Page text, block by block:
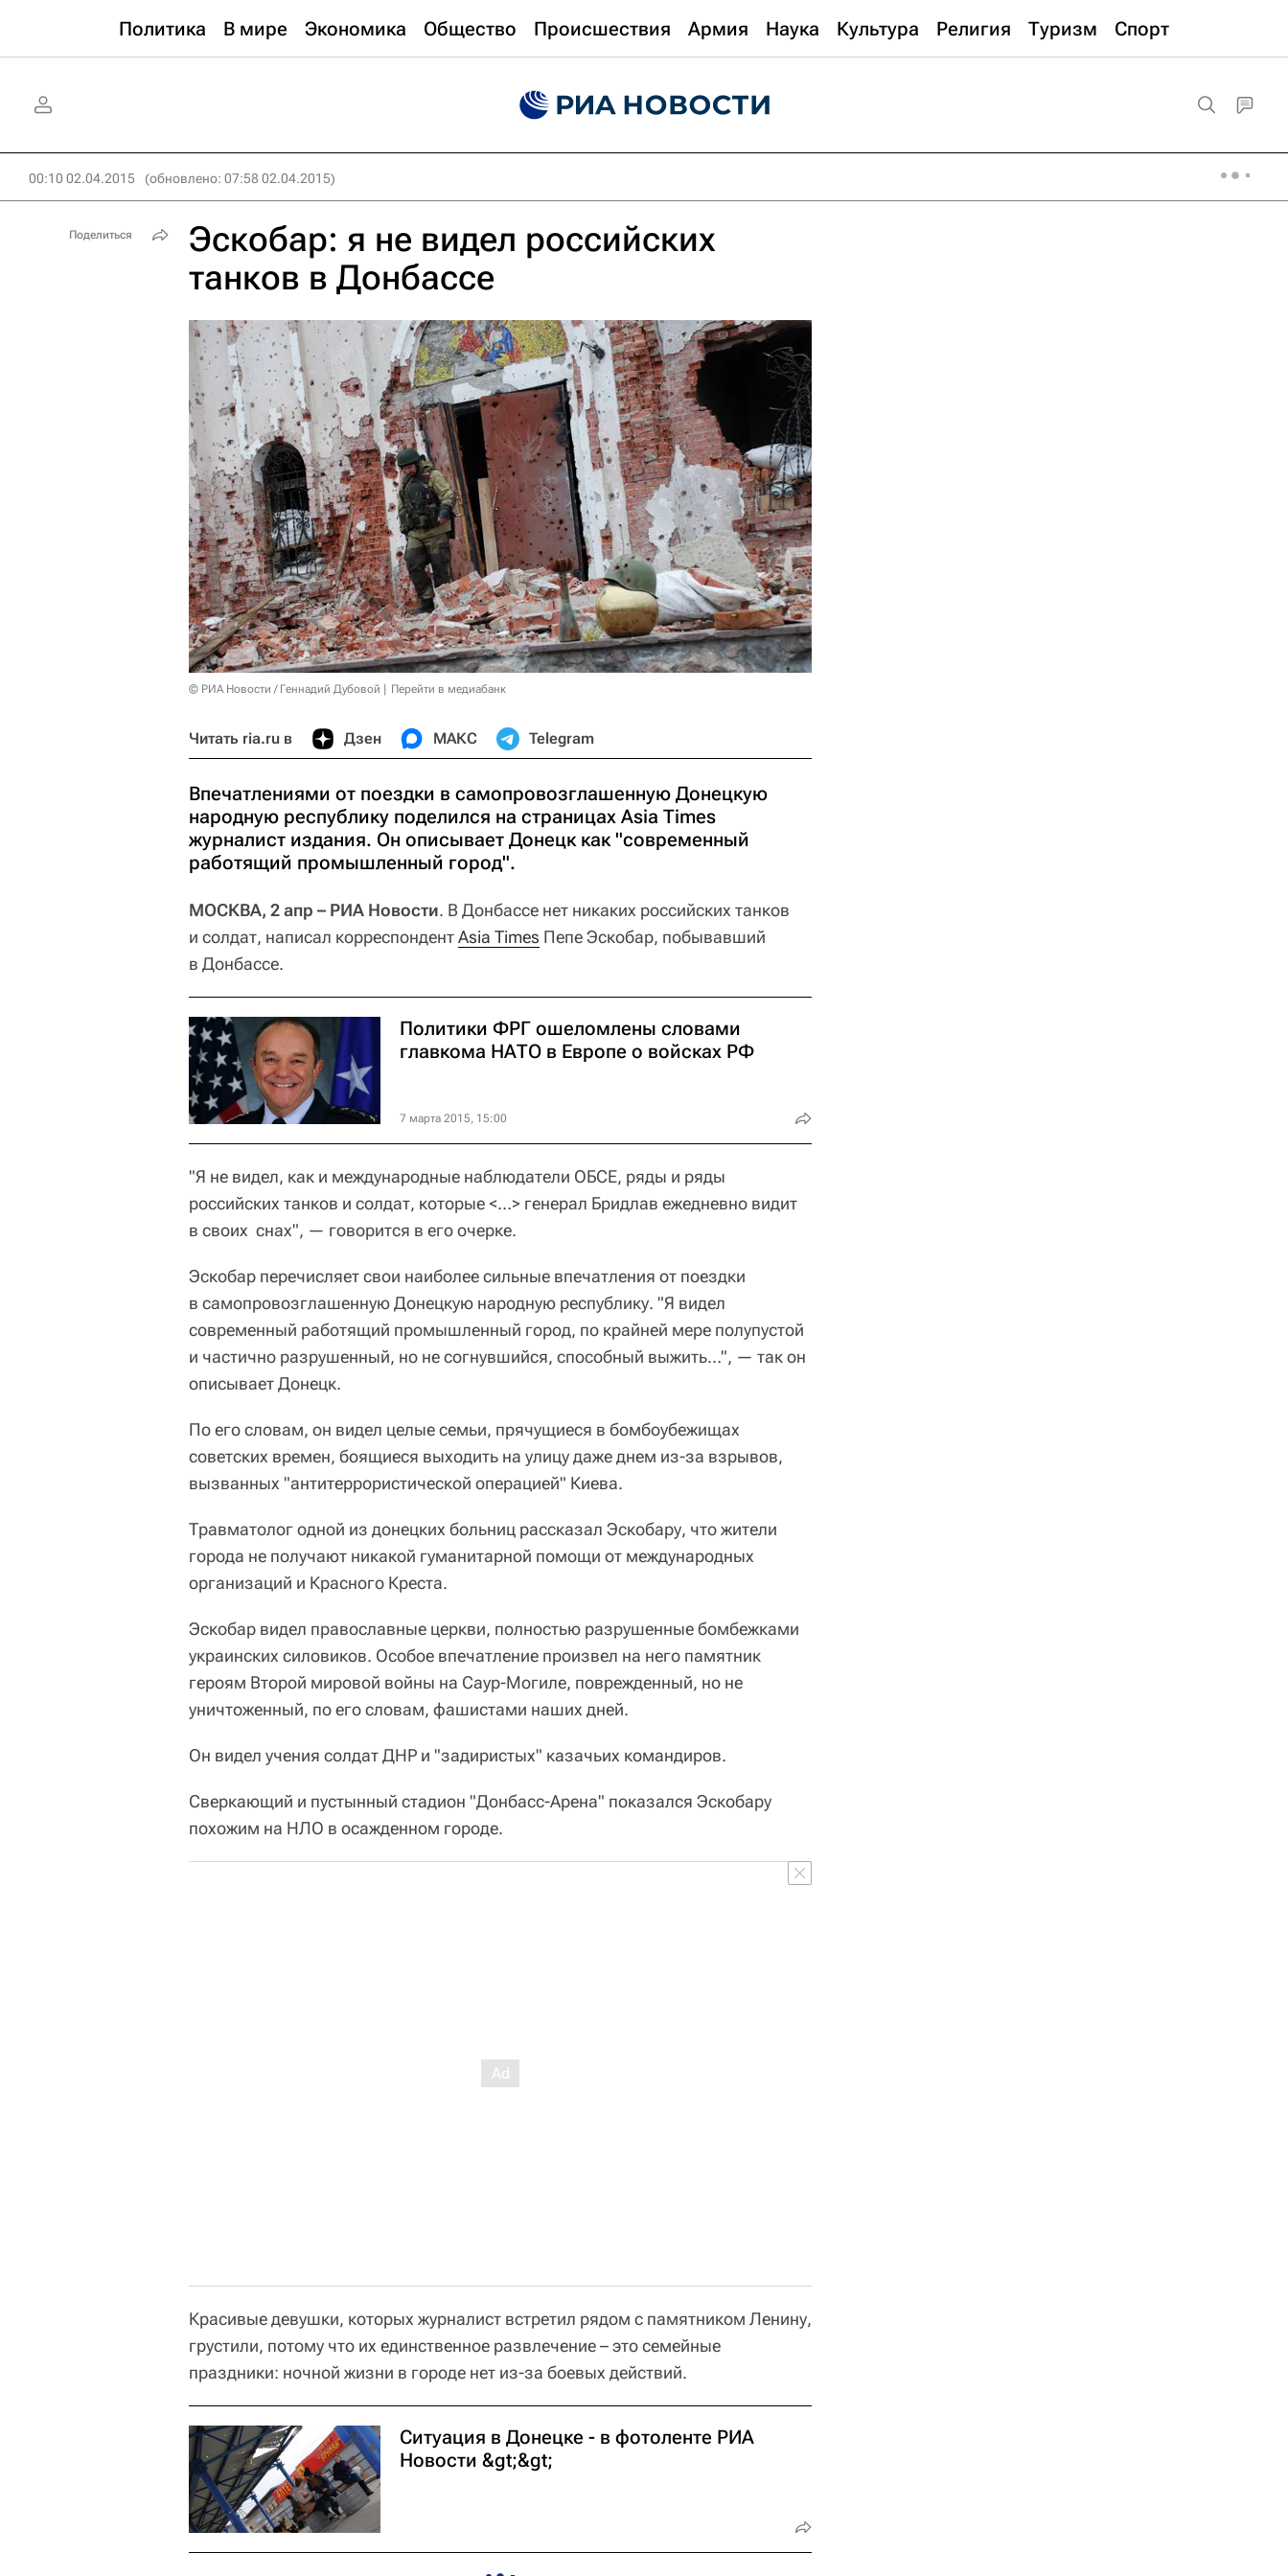
Политика В мире Экономика Общество Происшествия Армия Наука Культура Религия Туризм Спорт
00:10 02.04.2015 (обновлено: 07:58 02.04.2015)
Эскобар: я не видел российских
танков в Донбассе
© РИА Новости / Геннадий Дубовой Перейти в медиабанк
Читать ria.ru в Дзен МАКС Telegram
Впечатлениями от поездки в самопровозглашенную Донецкую
народную республику поделился на страницах Asia Times
журналист издания. Он описывает Донецк как "современный
работящий промышленный город".
МОСКВА, 2 апр – РИА Новости. В Донбассе нет никаких российских танков
и солдат, написал корреспондентAsia Times Пепе Эскобар, побывавший
в Донбассе.
Политики ФРГ ошеломлены словами
главкома НАТО в Европе о войсках РФ
7 марта 2015, 15:00
"Я не видел, как и международные наблюдатели ОБСЕ, ряды и ряды
российских танков и солдат, которые <…> генерал Бридлав ежедневно видит
в своих снах", — говорится в его очерке.
Эскобар перечисляет свои наиболее сильные впечатления от поездки
в самопровозглашенную Донецкую народную республику. "Я видел
современный работящий промышленный город, по крайней мере полупустой
и частично разрушенный, но не согнувшийся, способный выжить…", — так он
описывает Донецк.
По его словам, он видел целые семьи, прячущиеся в бомбоубежищах
советских времен, боящиеся выходить на улицу даже днем из-за взрывов,
вызванных "антитеррористической операцией" Киева.
Травматолог одной из донецких больниц рассказал Эскобару, что жители
города не получают никакой гуманитарной помощи от международных
организаций и Красного Креста.
Эскобар видел православные церкви, полностью разрушенные бомбежками
украинских силовиков. Особое впечатление произвел на него памятник
героям Второй мировой войны на Саур-Могиле, поврежденный, но не
уничтоженный, по его словам, фашистами наших дней.
Он видел учения солдат ДНР и "задиристых" казачьих командиров.
Сверкающий и пустынный стадион "Донбасс-Арена" показался Эскобару
похожим на НЛО в осажденном городе.
Красивые девушки, которых журналист встретил рядом с памятником Ленину,
грустили, потому что их единственное развлечение – это семейные
праздники: ночной жизни в городе нет из-за боевых действий.
Ситуация в Донецке - в фотоленте РИА
Новости &gt;&gt;
Поделиться